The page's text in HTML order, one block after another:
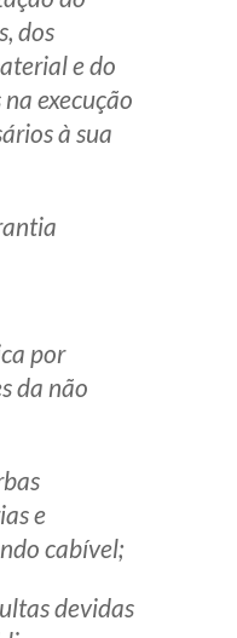
dos
e do
execução
à sua
por
da não
e
cabível;
devidas